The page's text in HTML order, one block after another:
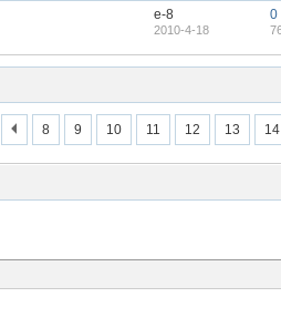
e-8
2010-4-18
0
8 9 10 11 12 13 14